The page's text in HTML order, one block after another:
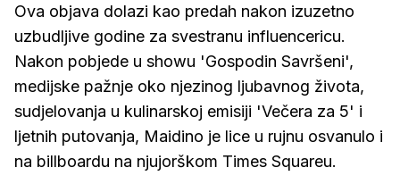
Ova objava dolazi kao predah nakon izuzetno
uzbudljive godine za svestranu influencericu.
Nakon pobjede u showu 'Gospodin Savršeni',
medijske pažnje oko njezinog ljubavnog života,
sudjelovanja u kulinarskoj emisiji 'Večera za 5' i
ljetnih putovanja, Maidino je lice u rujnu osvanulo i
na billboardu na njujorškom Times Squareu.